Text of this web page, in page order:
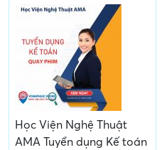
Học Viện Nghệ Thuật
AMA Tuyển dụng Kế toán